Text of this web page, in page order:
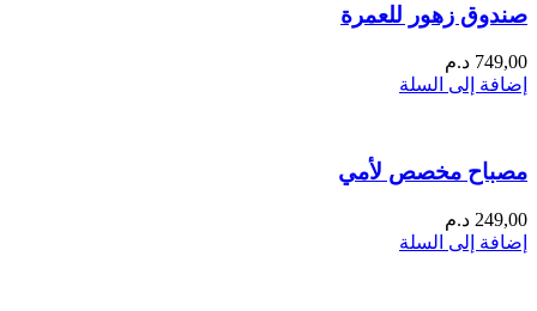
صندوق زهور للعمرة
749,00 د.م
إضافة إلى السلة
مصباح مخصص لأمي
249,00 د.م
إضافة إلى السلة